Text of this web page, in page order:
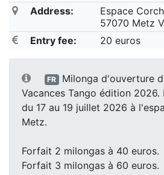
Address:
Espace
57070 Metz
Entry fee:
20 euros
FR
Milonga d'ouverture
Vacances Tango édition 2026.
du 17 au 19 juillet 2026 à
Metz.
Forfait 2 milongas à 40 euros.
Forfait 3 milongas à 60 euros.